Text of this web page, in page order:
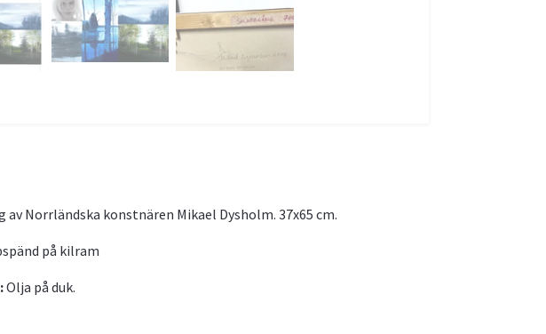
Norrländska konstnären Mikael Dysholm. 37x65 cm.
på kilram
Olja på duk.